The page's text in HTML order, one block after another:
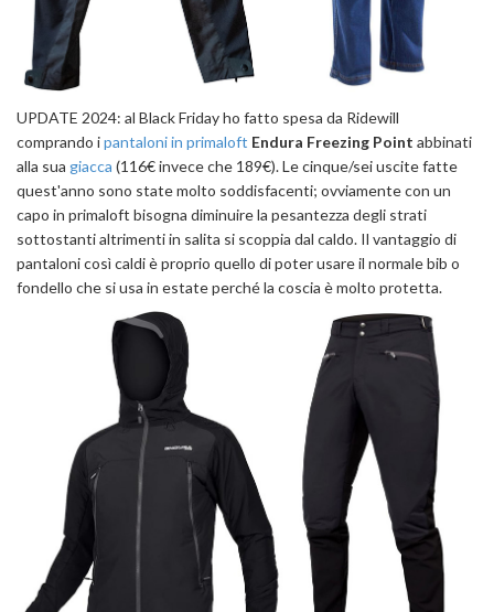
UPDATE 2024: al Black Friday ho fatto spesa da Ridewill
comprando ipantaloni in primaloft Endura Freezing Point abbinati
alla sua giacca (116€ invece che 189€). Le cinque/sei uscite fatte
quest'anno sono state molto soddisfacenti; ovviamente con un
capo in primaloft bisogna diminuire la pesantezza degli strati
sottostanti altrimenti in salita si scoppia dal caldo. Il vantaggio di
pantaloni così caldi è proprio quello di poter usare il normale bib o
fondello che si usa in estate perché la coscia è molto protetta.